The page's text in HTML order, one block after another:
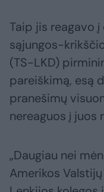
Taip jis reagavo
sąjungos-
(TS-LKD)
pareiškimą, esą
pranešimų
nereaguos į juos
„Daugiau nei
Amerikos